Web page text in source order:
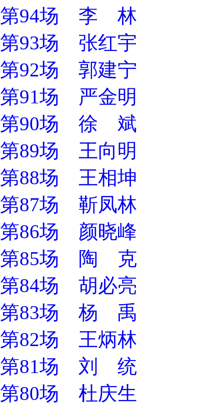
第94场 李 林
第93场 张红宇
第92场 郭建宁
第91场 严金明
第90场 徐 斌
第89场 王向明
第88场 王相坤
第87场 靳凤林
第86场 颜晓峰
第85场 陶 克
第84场 胡必亮
第83场 杨 禹
第82场 王炳林
第81场 刘 统
第80场 杜庆生